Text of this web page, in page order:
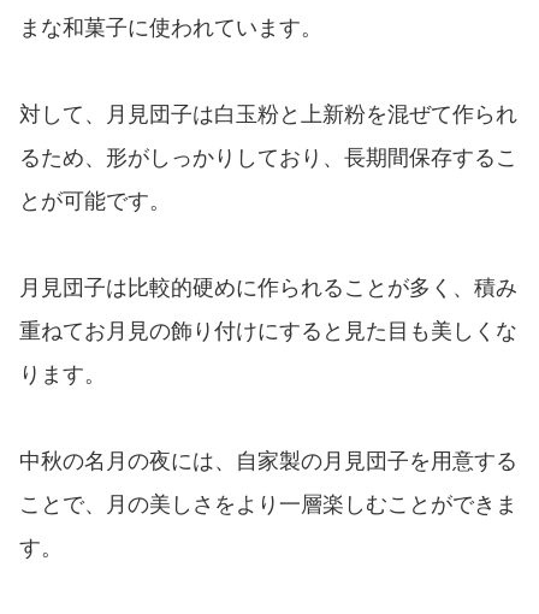
まな和菓子に使われています。
対して、月見団子は白玉粉と上新粉を混ぜて作られ
るため、形がしっかりしており、長期間保存するこ
とが可能です。
月見団子は比較的硬めに作られることが多く、積み
重ねてお月見の飾り付けにすると見た目も美しくな
ります。
中秋の名月の夜には、自家製の月見団子を用意する
ことで、月の美しさをより一層楽しむことができま
す。